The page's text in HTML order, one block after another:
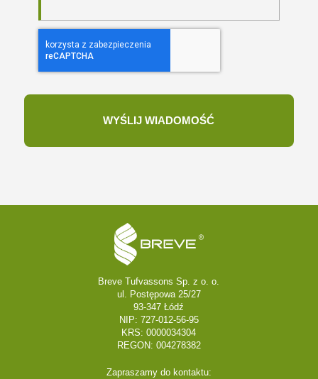
Breve Tufvassons Sp. z o. o.
ul. Postępowa 25/27
93-347 Łódź
NIP: 727-012-56-95
KRS: 0000034304
REGON: 004278382
Zapraszamy do kontaktu: